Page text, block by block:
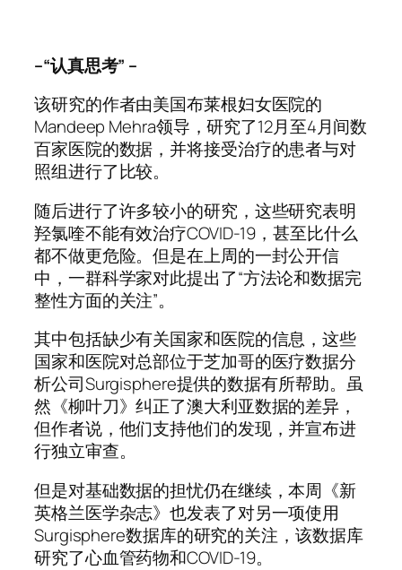
–“认真思考” –
该研究的作者由美国布莱根妇女医院的
Mandeep Mehra领导，研究了12月至4月间数
百家医院的数据，并将接受治疗的患者与对
照组进行了比较。
随后进行了许多较小的研究，这些研究表明
羟氯喹不能有效治疗COVID-19，甚至比什么
都不做更危险。但是在上周的一封公开信
中，一群科学家对此提出了“方法论和数据完
整性方面的关注”。
其中包括缺少有关国家和医院的信息，这些
国家和医院对总部位于芝加哥的医疗数据分
析公司Surgisphere提供的数据有所帮助。虽
然《柳叶刀》纠正了澳大利亚数据的差异，
但作者说，他们支持他们的发现，并宣布进
行独立审查。
但是对基础数据的担忧仍在继续，本周《新
英格兰医学杂志》也发表了对另一项使用
Surgisphere数据库的研究的关注，该数据库
研究了心血管药物和COVID-19。